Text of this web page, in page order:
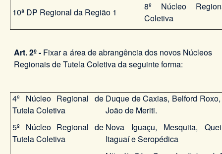
10ª DP Regional da Região 1
8º Núcleo
Coletiva
Art. 2º - Fixar a área de abrangência dos novos Núcleos
Regionais de Tutela Coletiva da seguinte forma:
4º Núcleo Regional de
Tutela Coletiva
Duque de Caxias, Belford
João de Meriti.
5º Núcleo Regional de
Tutela Coletiva
Nova Iguaçu, Mesquita,
Itaguaí e Seropédica